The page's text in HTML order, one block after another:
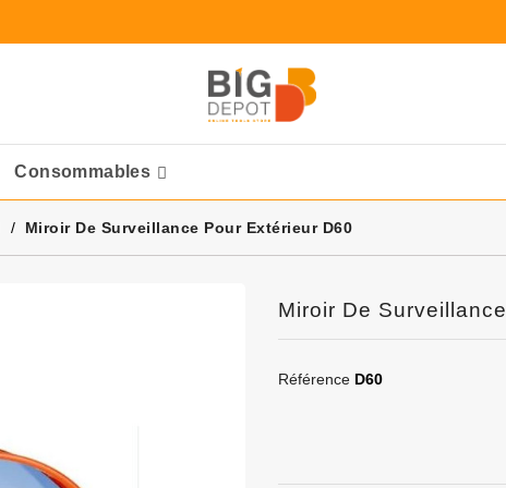
Consommables
Miroir De Surveillance Pour Extérieur D60
Miroir De
Référence D60